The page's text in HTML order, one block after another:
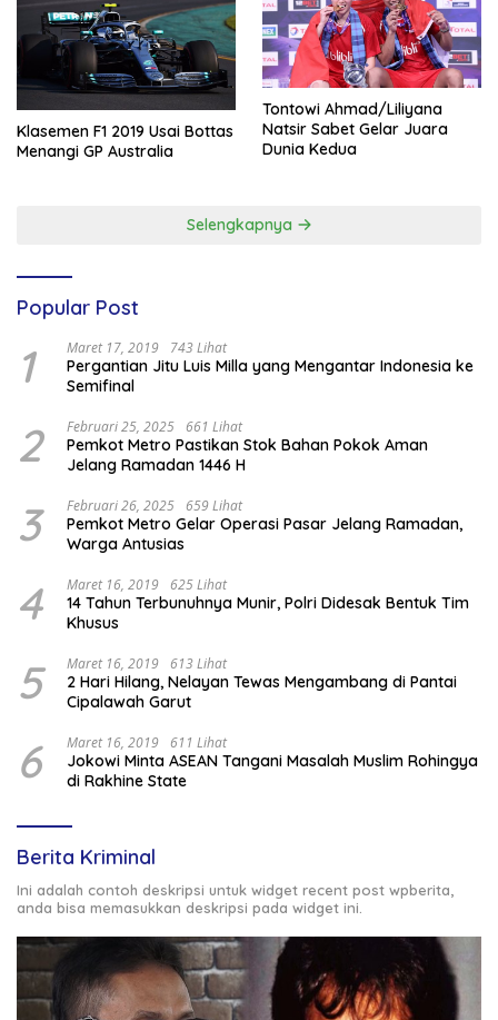
Klasemen F1 2019 Usai Bottas
Menangi GP Australia
Tontowi Ahmad/Liliyana
Natsir Sabet Gelar Juara
Dunia Kedua
Selengkapnya
Popular Post
1 Maret 17, 2019 743 Lihat
Pergantian Jitu Luis Milla yang Mengantar Indonesia ke
Semifinal
2 Februari 25, 2025 661 Lihat
Pemkot Metro Pastikan Stok Bahan Pokok Aman
Jelang Ramadan 1446 H
3 Februari 26, 2025 659 Lihat
Pemkot Metro Gelar Operasi Pasar Jelang Ramadan,
Warga Antusias
4 Maret 16, 2019 625 Lihat
14 Tahun Terbunuhnya Munir, Polri Didesak Bentuk Tim
Khusus
5 Maret 16, 2019 613 Lihat
2 Hari Hilang, Nelayan Tewas Mengambang di Pantai
Cipalawah Garut
6 Maret 16, 2019 611 Lihat
Jokowi Minta ASEAN Tangani Masalah Muslim Rohingya
di Rakhine State
Berita Kriminal
Ini adalah contoh deskripsi untuk widget recent post wpberita,
anda bisa memasukkan deskripsi pada widget ini.